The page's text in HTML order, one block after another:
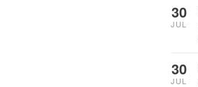
30
JUL
30
JUL